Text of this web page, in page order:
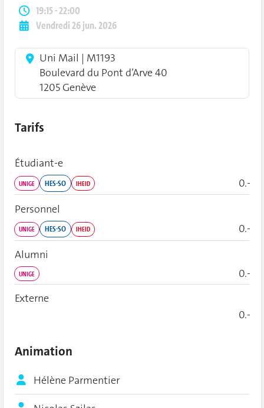
19:15 - 22:00
Vendredi 26 jun. 2026
Uni Mail | M1193
Boulevard du Pont d’Arve 40
1205 Genève
Tarifs
Étudiant‑e
UNIGE HES-SO IHEID
0.-
Personnel
UNIGE HES-SO IHEID
0.-
Alumni
UNIGE
0.-
Externe
0.-
Animation
Hélène Parmentier